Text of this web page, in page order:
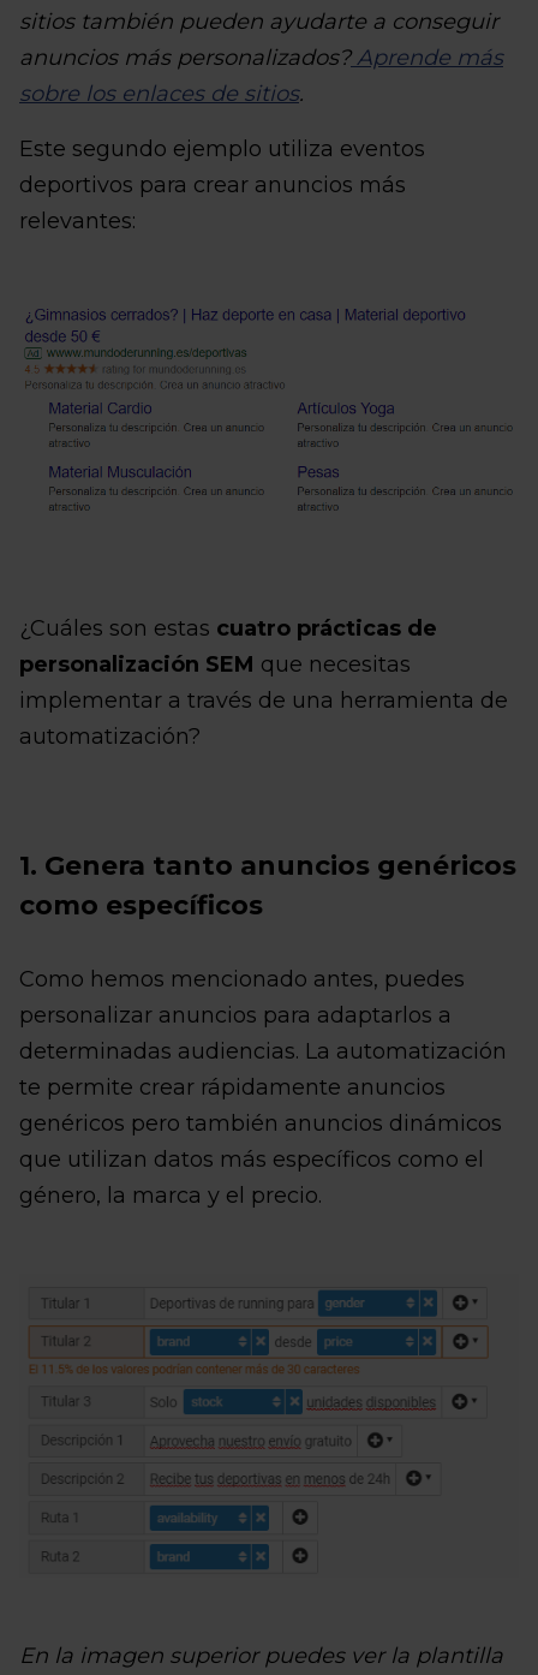
sitios también pueden ayudarte a conseguir
anuncios más personalizados?Aprende más
sobre los enlaces de sitios.
Este segundo ejemplo utiliza eventos
deportivos para crear anuncios más
relevantes:
¿Cuáles son estas cuatro prácticas de
personalización SEM que necesitas
implementar a través de una herramienta de
automatización?
1. Genera tanto anuncios genéricos
como específicos
Como hemos mencionado antes, puedes
personalizar anuncios para adaptarlos a
determinadas audiencias. La automatización
te permite crear rápidamente anuncios
genéricos pero también anuncios dinámicos
que utilizan datos más específicos como el
género, la marca y el precio.
En la imagen superior puedes ver la plantilla